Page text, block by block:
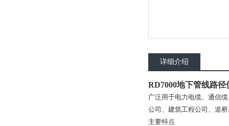
详细介绍
RD7000地下管线路径
广泛用于电力电缆、通信
公司、建筑工程公司、道
主要特点